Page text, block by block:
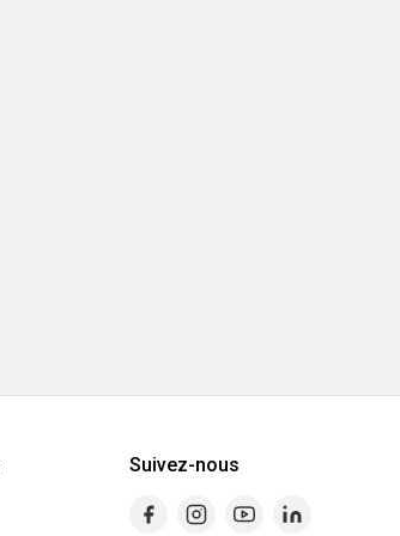
Suivez-nous